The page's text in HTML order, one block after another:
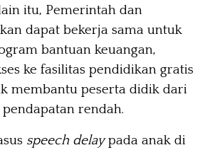
itu, Pemerintah dan
dapat bekerja sama untuk
bantuan keuangan,
ke fasilitas pendidikan gratis
membantu peserta didik dari
rendah.
speech delaypada anak di